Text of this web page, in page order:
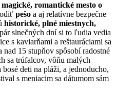
romantické mesto o
pešo a aj relatívne bezpečne
historické, plné miestnych,
slnečných dní si to ľudia vedia
s kaviarňami a reštauráciami sa
15 stupňov spôsobí radostné
sa trúfalcov, vôňu malých
bosé deti na pláži, a jednoducho,
s meniacim sa dátumom sám